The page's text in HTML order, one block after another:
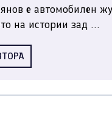
е автомобилен
на истории зад ...